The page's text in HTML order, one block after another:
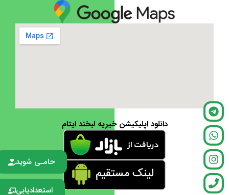
دانلود اپلیکیشن خیریه لبخند ایتام
استعدادیابی
حامـی شوید